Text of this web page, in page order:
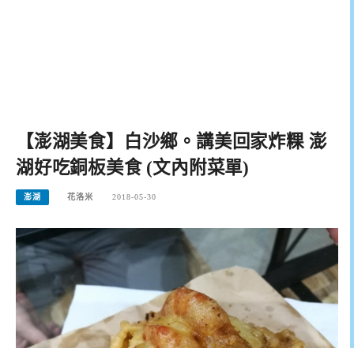
【澎湖美食】白沙鄉。講美回家炸粿 澎
湖好吃銅板美食 (文內附菜單)
澎湖 花洛米 2018-05-30